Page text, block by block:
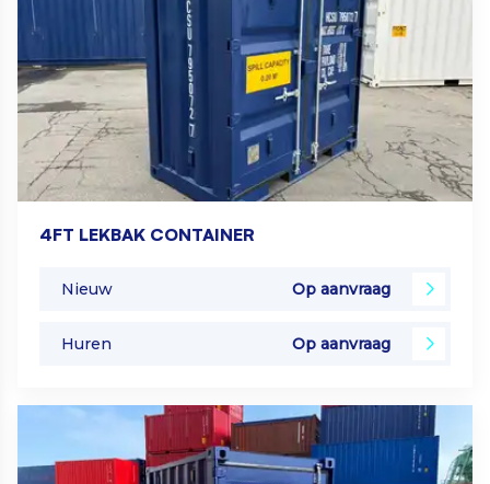
4FT LEKBAK CONTAINER
Nieuw Op aanvraag
Huren Op aanvraag